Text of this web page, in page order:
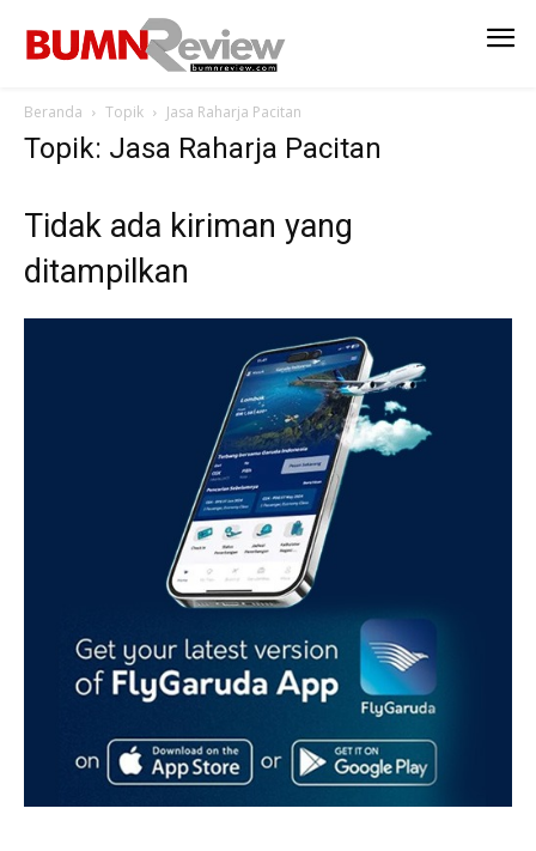
Beranda Topik Jasa Raharja Pacitan
Topik: Jasa Raharja Pacitan
Tidak ada kiriman yang
ditampilkan